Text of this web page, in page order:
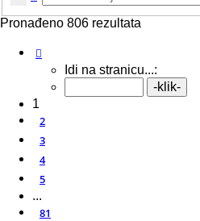
Pronađeno 806 rezultata
Idi na stranicu...:
1
2
3
4
5
...
81